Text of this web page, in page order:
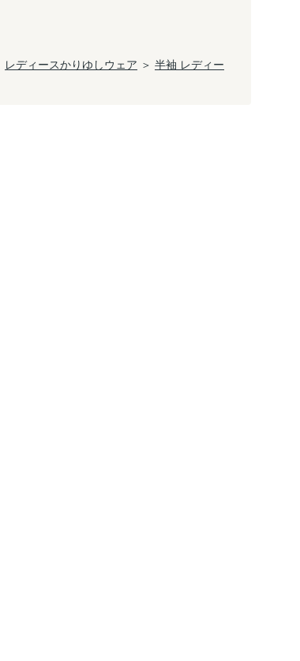
レディースかりゆしウェア ＞ 半袖 レディー